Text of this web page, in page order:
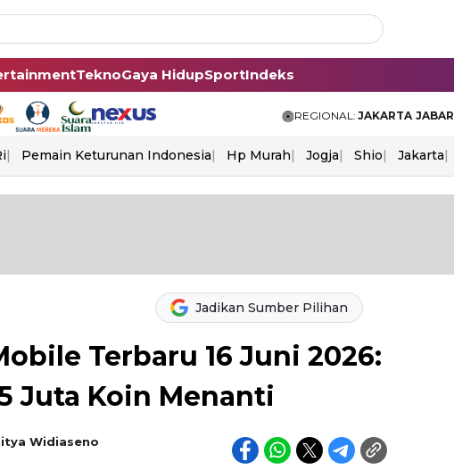
TeknoGaya HidupSportIndeks
REGIONAL: JAKARTA JABAR
Pemain Keturunan Indonesia Hp Murah Jogja Shio Jakarta
Jadikan Sumber Pilihan
Terbaru 16 Juni 2026:
Juta Koin Menanti
Widiaseno